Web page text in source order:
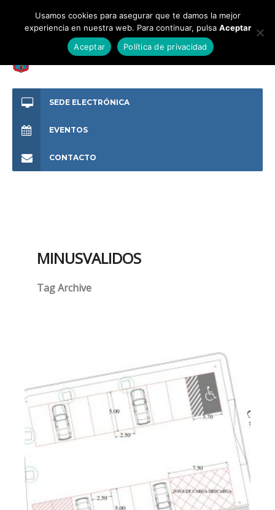
SEDE ELECTRÓNICA
EVENTOS
CONTACTO
MINUSVALIDOS
Tag Archive
Usamos cookies para asegurar que te damos la mejor
experiencia en nuestra web. Para continuar, pulsa Aceptar
Aceptar
Política de privacidad